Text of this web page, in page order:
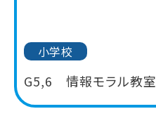
小学校
G5,6 情報モラル教室